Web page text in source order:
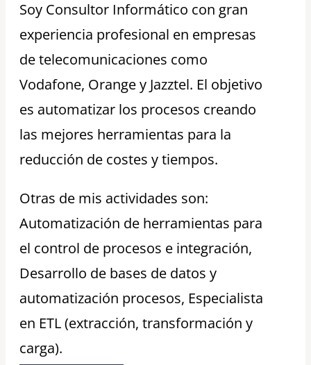
Soy Consultor Informático con gran
experiencia profesional en empresas
de telecomunicaciones como
Vodafone, Orange y Jazztel. El objetivo
es automatizar los procesos creando
las mejores herramientas para la
reducción de costes y tiempos.
Otras de mis actividades son:
Automatización de herramientas para
el control de procesos e integración,
Desarrollo de bases de datos y
automatización procesos, Especialista
en ETL (extracción, transformación y
carga).